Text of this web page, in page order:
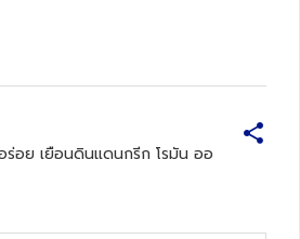
อย เยือนดินแดนกรีก โรมัน ออ